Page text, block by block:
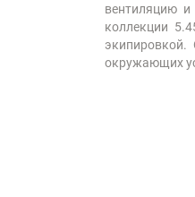
вентиляцию
коллекции
экипировкой.
окружающих